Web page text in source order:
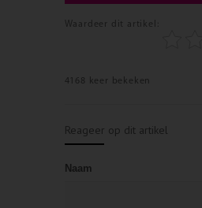
Waardeer dit artikel:
4168 keer bekeken
Reageer op dit artikel
Naam